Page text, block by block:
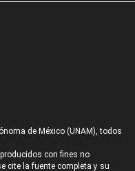
de México (UNAM), todos
con fines no
cite la fuente completa y su